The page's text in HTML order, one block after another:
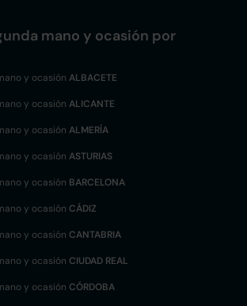
mano y ocasión por
y ocasión ALBACETE
y ocasión ALICANTE
y ocasión ALMERÍA
y ocasión ASTURIAS
y ocasión BARCELONA
y ocasión CÁDIZ
y ocasión CANTABRIA
y ocasión CIUDAD REAL
y ocasión CÓRDOBA